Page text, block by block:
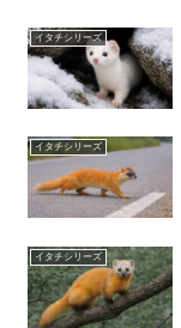
イタチシリーズ
イタチシリーズ
イタチシリーズ